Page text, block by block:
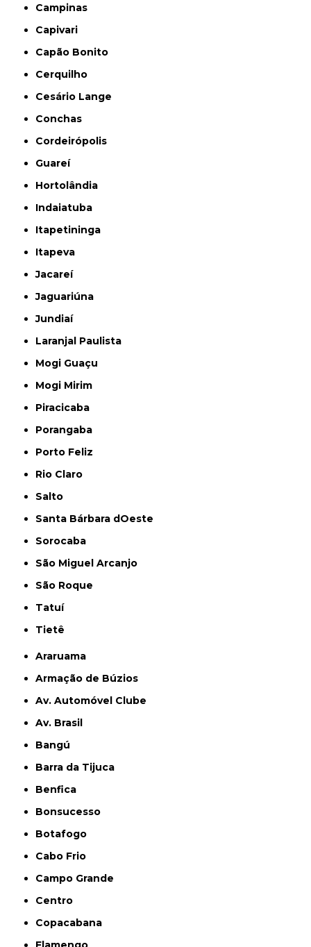
Campinas
Capivari
Capão Bonito
Cerquilho
Cesário Lange
Conchas
Cordeirópolis
Guareí
Hortolândia
Indaiatuba
Itapetininga
Itapeva
Jacareí
Jaguariúna
Jundiaí
Laranjal Paulista
Mogi Guaçu
Mogi Mirim
Piracicaba
Porangaba
Porto Feliz
Rio Claro
Salto
Santa Bárbara dOeste
Sorocaba
São Miguel Arcanjo
São Roque
Tatuí
Tietê
Araruama
Armação de Búzios
Av. Automóvel Clube
Av. Brasil
Bangú
Barra da Tijuca
Benfica
Bonsucesso
Botafogo
Cabo Frio
Campo Grande
Centro
Copacabana